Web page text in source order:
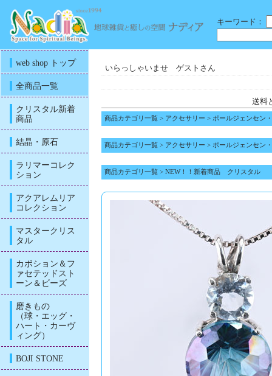
キーワード：
web shop トップ
全商品一覧
クリスタル新着
商品
結晶・原石
ラリマーコレク
ション
アクアレムリア
コレクション
マスタークリス
タル
カボション＆フ
ァセテッドスト
ーン＆ビーズ
磨きもの
（球・エッグ・
ハート・カーヴ
ィング）
BOJI STONE
いらっしゃいませ ゲストさん
送料
商品カテゴリ一覧 > アクセサリー > ポールジェンセン
商品カテゴリ一覧 > アクセサリー > ポールジェンセン
商品カテゴリ一覧 > NEW！！新着商品 クリスタル